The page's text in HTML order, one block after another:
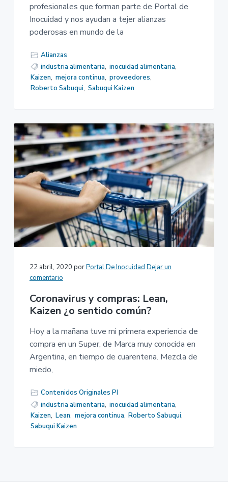
profesionales que forman parte de Portal de
Inocuidad y nos ayudan a tejer alianzas
poderosas en mundo de la
Alianzas
industria alimentaria, inocuidad alimentaria,
Kaizen, mejora continua, proveedores,
Roberto Sabuqui, Sabuqui Kaizen
22 abril, 2020 porPortal De Inocuidad Dejar un
comentario
Coronavirus y compras: Lean,
Kaizen ¿o sentido común?
Hoy a la mañana tuve mi primera experiencia de
compra en un Super, de Marca muy conocida en
Argentina, en tiempo de cuarentena. Mezcla de
miedo,
Contenidos Originales PI
industria alimentaria, inocuidad alimentaria,
Kaizen, Lean, mejora continua, Roberto Sabuqui,
Sabuqui Kaizen